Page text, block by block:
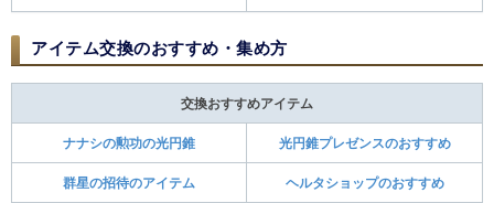
アイテム交換のおすすめ・集め方
交換おすすめアイテム
ナナシの勲功の光円錐 光円錐プレゼンスのおすすめ
群星の招待のアイテム ヘルタショップのおすすめ